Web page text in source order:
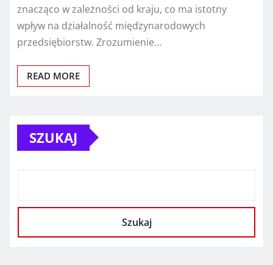
znacząco w zależności od kraju, co ma istotny
wpływ na działalność międzynarodowych
przedsiębiorstw. Zrozumienie…
READ MORE
SZUKAJ
Szukaj